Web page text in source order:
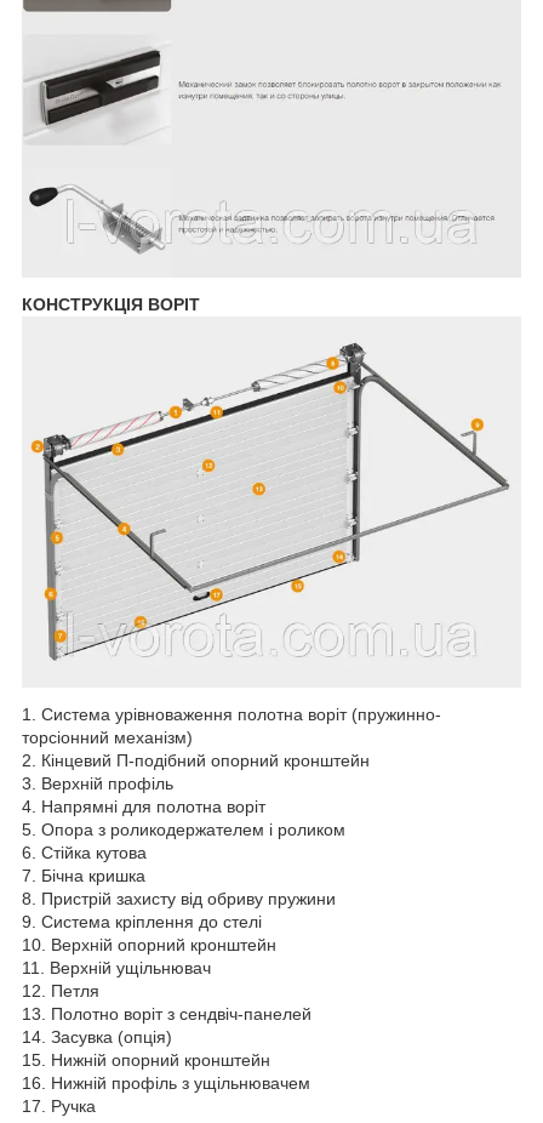
КОНСТРУКЦІЯ ВОРІТ
1. Система урівноваження полотна воріт (пружинно-
торсіонний механізм)
2. Кінцевий П-подібний опорний кронштейн
3. Верхній профіль
4. Напрямні для полотна воріт
5. Опора з роликодержателем і роликом
6. Стійка кутова
7. Бічна кришка
8. Пристрій захисту від обриву пружини
9. Система кріплення до стелі
10. Верхній опорний кронштейн
11. Верхній ущільнювач
12. Петля
13. Полотно воріт з сендвіч-панелей
14. Засувка (опція)
15. Нижній опорний кронштейн
16. Нижній профіль з ущільнювачем
17. Ручка